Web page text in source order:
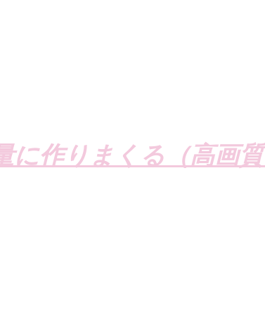
に作りまくる（高画